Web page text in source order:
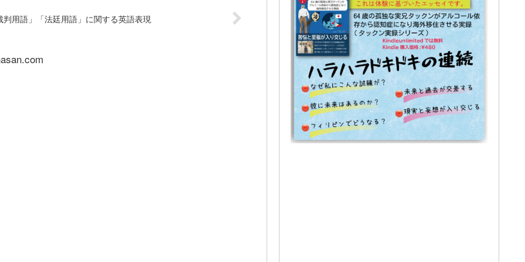
判用語」「法廷用語」に関する英語表現